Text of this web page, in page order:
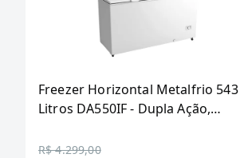
Freezer Horizontal Metalfrio 543
Litros DA550IF - Dupla Ação,
R$ 4.299,00